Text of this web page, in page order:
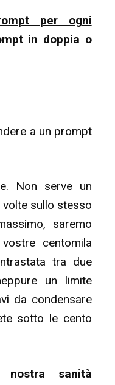
per ogni
in doppia o
a un prompt
Non serve un
sullo stesso
saremo
centomila
tra due
un limite
da condensare
sotto le cento
nostra sanità